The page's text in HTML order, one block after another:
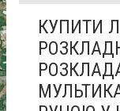
КУПИТИ